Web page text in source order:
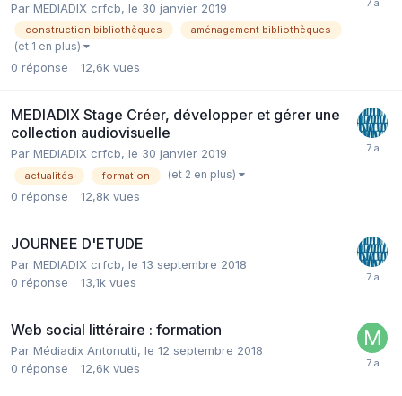
Par MEDIADIX crfcb, le 30 janvier 2019
construction bibliothèques aménagement bibliothèques
(et 1 en plus)
0 réponse 12,6k vues
MEDIADIX Stage Créer, développer et gérer une
collection audiovisuelle
Par MEDIADIX crfcb, le 30 janvier 2019
actualités formation (et 2 en plus)
0 réponse 12,8k vues
JOURNEE D'ETUDE
Par MEDIADIX crfcb, le 13 septembre 2018
0 réponse 13,1k vues
Web social littéraire : formation
Par Médiadix Antonutti, le 12 septembre 2018
0 réponse 12,6k vues